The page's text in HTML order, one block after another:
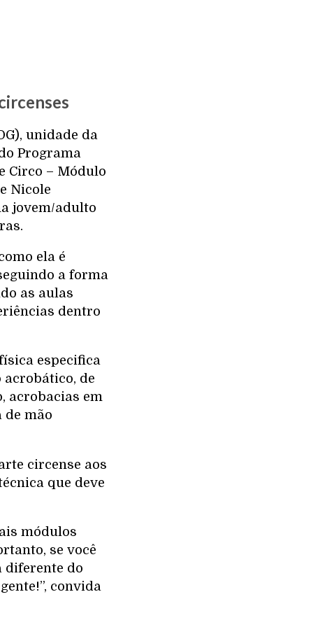
unidade da
Programa
Circo – Módulo
Nicole
jovem/adulto
ela é
a forma
as aulas
dentro
especifica
de
acrobacias em
de mão
circense aos
que deve
módulos
se você
diferente do
convida